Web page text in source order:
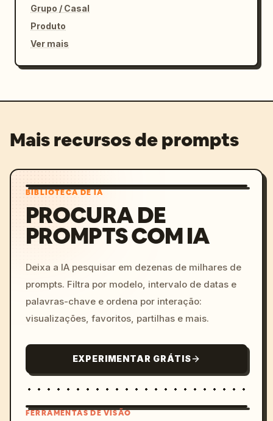
Grupo / Casal
Produto
Ver mais
Mais recursos de prompts
BIBLIOTECA DE IA
PROCURA DE
PROMPTS COM IA
Deixa a IA pesquisar em dezenas de milhares de
prompts. Filtra por modelo, intervalo de datas e
palavras-chave e ordena por interação:
visualizações, favoritos, partilhas e mais.
EXPERIMENTAR GRÁTIS
FERRAMENTAS DE VISÃO